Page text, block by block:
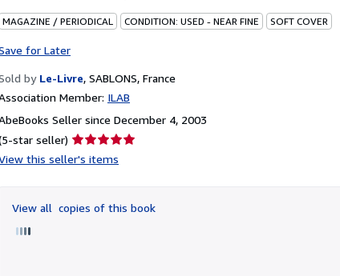
MAGAZINE / PERIODICAL CONDITION: USED - NEAR FINE SOFT COVER
for Later
by Le-Livre, SABLONS, France
Member: ILAB
Seller since December 4, 2003
star seller) Seller
rating
of
5
this seller's items
View all copies of this book